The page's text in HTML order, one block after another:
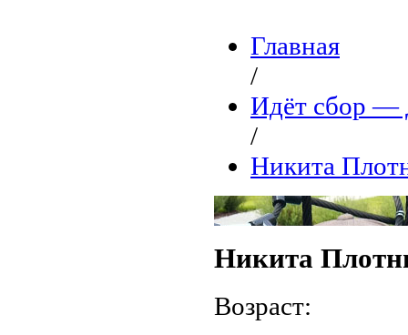
Главная
/
Идёт сбор
/
Никита
Никита
Возраст: